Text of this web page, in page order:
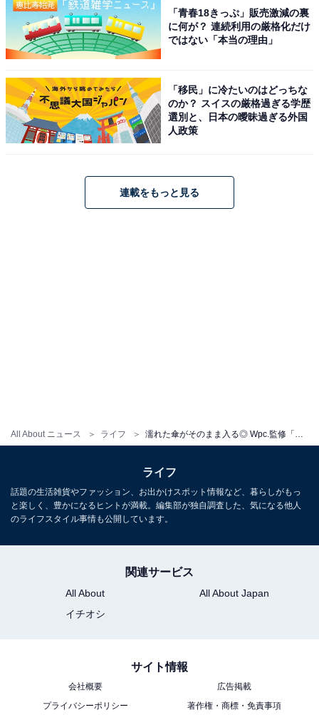
All About ニュース ライフ
Wpc.と考えた！雨の日も楽しくなるショルダーバッグ
「青春18きっぷ」販売激減の裏
に何が？ 連続利用の厳格化だけ
ではない「本当の理由」
「移民」に冷たいのはどっちな
のか？ スイスの厳格過ぎる学歴
選別と、日本の曖昧過ぎる外国
人政策
連載をもっと見る
ライフ
話題の生活雑貨やファッション、お出かけスポット情報など、暮らしがもっ
と楽しく、豊かになるヒントが満載。編集部が独自調査した、気になる他人
のライフスタイル事情も公開しています。
関連サービス
All About
All About Japan
イチオシ
サイト情報
会社概要
広告掲載
プライバシーポリシー
著作権・商標・免責事項